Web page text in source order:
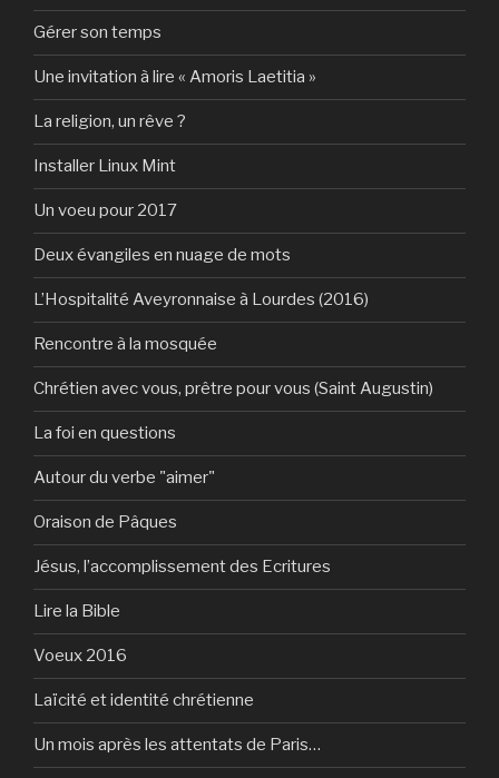
Gérer son temps
Une invitation à lire « Amoris Laetitia »
La religion, un rêve ?
Installer Linux Mint
Un voeu pour 2017
Deux évangiles en nuage de mots
L’Hospitalité Aveyronnaise à Lourdes (2016)
Rencontre à la mosquée
Chrétien avec vous, prêtre pour vous (Saint Augustin)
La foi en questions
Autour du verbe "aimer"
Oraison de Pâques
Jésus, l’accomplissement des Ecritures
Lire la Bible
Voeux 2016
Laïcité et identité chrétienne
Un mois après les attentats de Paris…